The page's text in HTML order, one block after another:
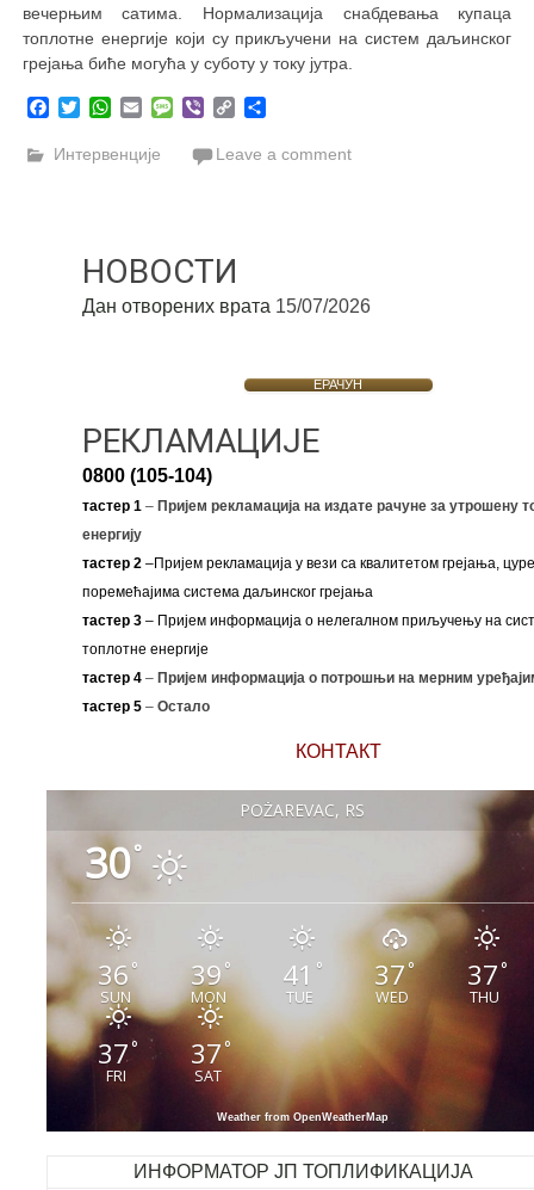
вечерњим сатима. Нормализација снабдевања купаца
топлотне енергије који су прикључени на систем даљинског
грејања биће могућа у суботу у току јутра.
Facebook
TwitterWhatsApp
EmailMessage
ViberCopy
Интервенције Leave a comment
НОВОСТИ
Дан отворених врата 15/07/2026
ЕРАЧУН
РЕКЛАМАЦИЈЕ
0800 (105-104)
тастер 1 –Пријем рекламација на издате рачуне за утрошену
енергију
тастер 2 –Пријем рекламација у вези са квалитетом грејања,
поремећајима система даљинског грејања
тастер 3– Пријем информација о нелегалном приључењу на
топлотне енергије
тастер 4 – Пријем информација о потрошњи на мерним
тастер 5 – Остало
КОНТАКТ
POŽAREVAC, RS
30°
36°
SUN
39°
MON
41 °
TUE
37°
WED
37°
THU
37°
FRI
37°
SAT
Weather from OpenWeatherMap
ИНФОРМАТОР ЈП ТОПЛИФИКАЦИЈА